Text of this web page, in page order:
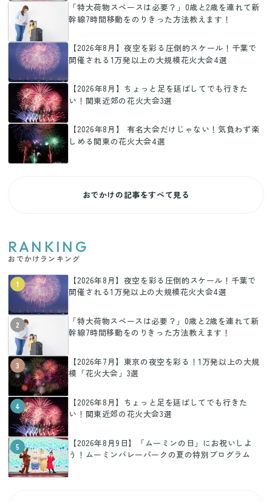
「特大荷物スペースは必要？」0歳と2歳を連れて新
幹線7時間移動をのりきった方法教えます！
【2026年8月】夜空を彩る圧倒的スケール！千葉で
開催される1万発以上の大規模花火大会4選
【2026年8月】ちょっと足を延ばしてでも行きた
い！関東近郊の花火大会3選
【2026年8月】 有名大会だけじゃない！気負わず楽
しめる関東の花火大会4選
おでかけの記事をすべて見る
RANKING
おでかけランキング
1
【2026年8月】夜空を彩る圧倒的スケール！千葉で
開催される1万発以上の大規模花火大会4選
2
「特大荷物スペースは必要？」0歳と2歳を連れて新
幹線7時間移動をのりきった方法教えます！
3
【2026年7月】東京の夜空を彩る！1万発以上の大規
模「花火大会」3選
4
【2026年8月】ちょっと足を延ばしてでも行きた
い！関東近郊の花火大会3選
5
【2026年8月9日】「ムーミンの日」にお祝いしよ
う！ムーミンバレーパークの夏の特別プログラム